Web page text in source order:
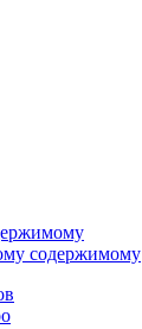
содержимому